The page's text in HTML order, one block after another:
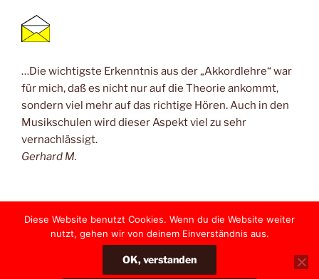
…Die wichtigste Erkenntnis aus der „Akkordlehre“ war
für mich, daß es nicht nur auf die Theorie ankommt,
sondern viel mehr auf das richtige Hören. Auch in den
Musikschulen wird dieser Aspekt viel zu sehr
vernachlässigt.
Gerhard M.
FacebookTwitter Instagram
E-
Diese Website benutzt Cookies. Wenn du die Website weiter
nutzt, gehen wir von deinem Einverständnis aus.
OK, verstanden